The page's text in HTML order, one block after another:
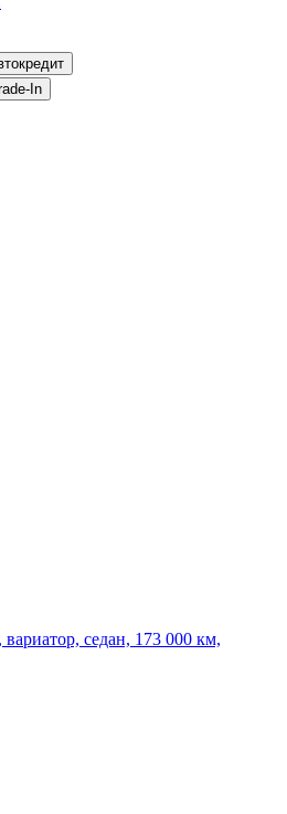
автокредит
Trade-In
седан, 173 000 км,